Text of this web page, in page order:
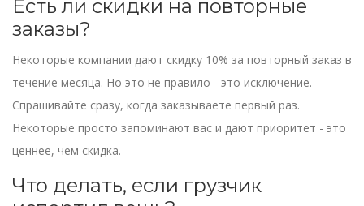
Есть ли скидки на повторные
заказы?
Некоторые компании дают скидку 10% за повторный заказ в
течение месяца. Но это не правило - это исключение.
Спрашивайте сразу, когда заказываете первый раз.
Некоторые просто запоминают вас и дают приоритет - это
ценнее, чем скидка.
Что делать, если грузчик